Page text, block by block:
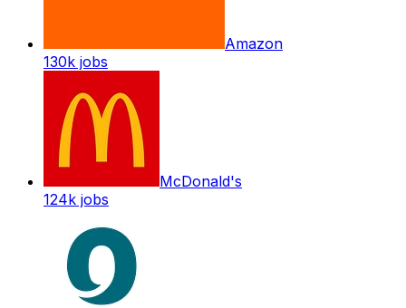
Amazon
130k jobs
McDonald's
124k jobs